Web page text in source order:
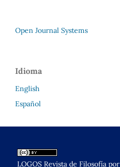
Open Journal Systems
Idioma
English
Español
LOGOS Revista de Filosofía por